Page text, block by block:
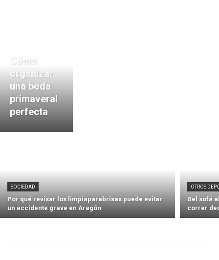
Cómo
organizar
una boda
primaveral
perfecta
SOCIEDAD
Por qué revisar los limpiaparabrisas puede evitar
un accidente grave en Aragón
OTROS
Del sofá
correr